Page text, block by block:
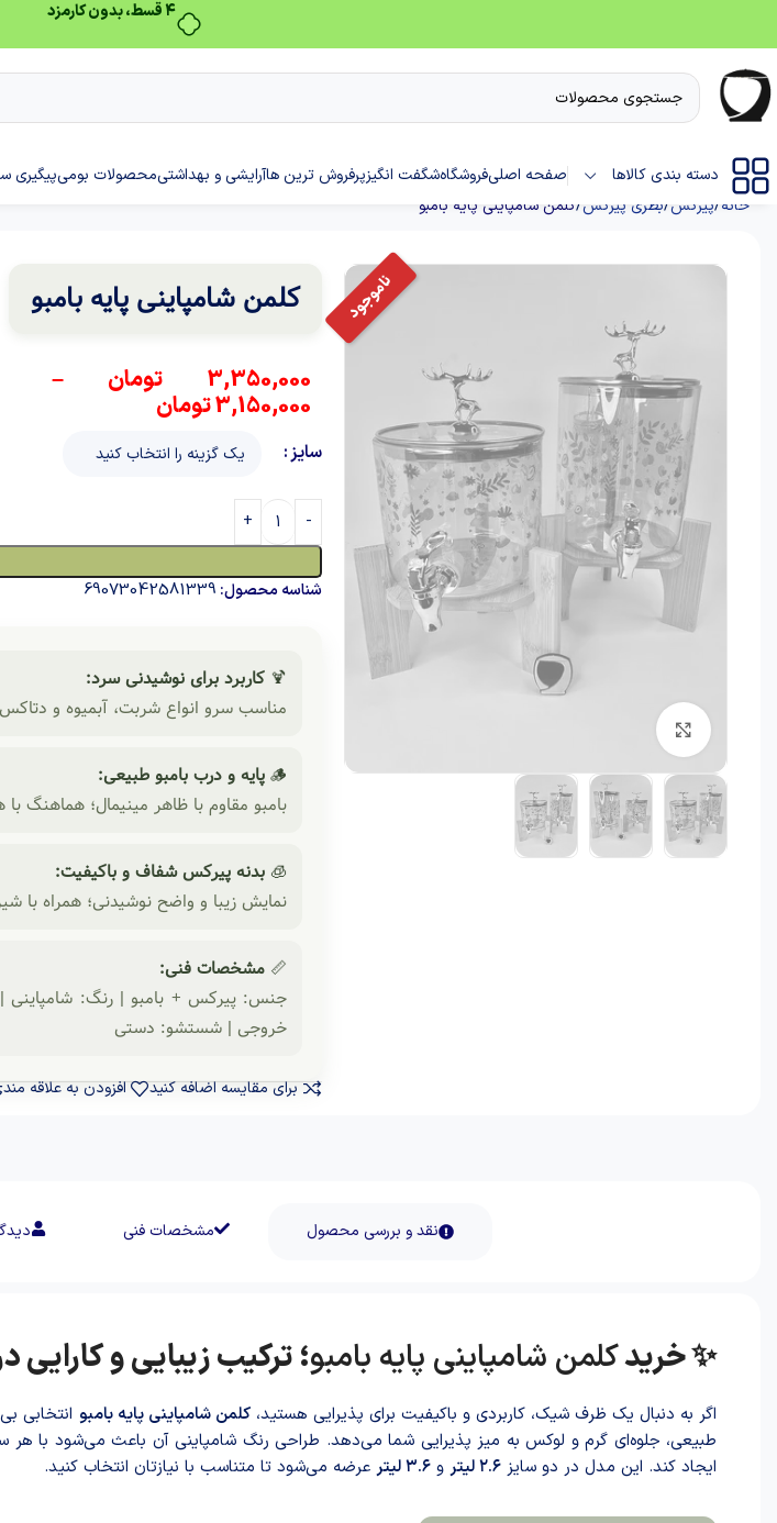
بدون ضامن، بدون سود
دسته بندی کالاها صفحه اصلیفروشگاهشگفت انگیزپرفروش ترین هاآرایشی و بهداشتیمحصولات بومیپیگیری
خانه پیرکس بطری پیرکس کلمن شامپاینی پایه بامبو
کلمن شامپاینی پایه بامبو
3,350,000 تومان
–
3,150,000تومان
سایز
شناسه محصول: 69073042581339
🍹 کاربرد برای نوشیدنی سرد:
مناسب سرو انواع شربت، آبمیوه و
🪵 پایه و درب بامبو طبیعی:
بامبو مقاوم با ظاهر مینیمال؛ هماهنگ
🧊 بدنه پیرکس شفاف و باکیفیت:
نمایش زیبا و واضح نوشیدنی؛ همراه با
📏 مشخصات فنی:
خروجی | شستشو: دستی
برای مقایسه اضافه کنید افزودن به علاقه
نقد و بررسی محصول مشخصات فنی
✨ خریدکلمن شامپاینی پایه بامبو؛ ترکیب زیبایی و
اگر به دنبال یک ظرف شیک، کاربردی و باکیفیت برای پذیرایی هستید،کلمن شامپاینی پایه بامبو انتخابی
طبیعی، جلوه‌ای گرم و لوکس به میز پذیرایی شما می‌دهد. طراحی رنگ شامپاینی آن باعث می‌شود با
ایجاد کند. این مدل در دو سایز ۲.۶ لیتر و ۳.۶ لیتر عرضه می‌شود تا متناسب با نیازتان انتخاب کنید.